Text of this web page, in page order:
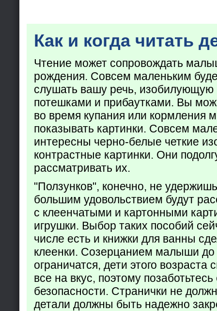
Как и когда читать
Чтение может сопровождать
рождения. Совсем маленьким
слушать вашу речь,
потешками и прибаутками. Вы
во время купания или кормления
показывать картинки. Совсем
интересны черно-белые четкие
контрастные картинки. Они
рассматривать их.
"Ползунков", конечно, не
большим удовольствием будут
с клеенчатыми и картонными
игрушки. Выбор таких пособий
числе есть и книжки для ванны
клеенки. Созерцанием малыши до
ограничатся, дети этого возраста
все на вкус, поэтому позаботьтесь
безопасности. Странички не
детали должны быть надежно